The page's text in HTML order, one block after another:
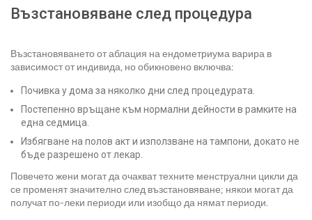
Възстановяване след процедура
Възстановяването от аблация на ендометриума варира в
зависимост от индивида, но обикновено включва:
Почивка у дома за няколко дни след процедурата.
Постепенно връщане към нормални дейности в рамките на
една седмица.
Избягване на полов акт и използване на тампони, докато не
бъде разрешено от лекар.
Повечето жени могат да очакват техните менструални цикли да
се променят значително след възстановяване; някои могат да
получат по-леки периоди или изобщо да нямат периоди.